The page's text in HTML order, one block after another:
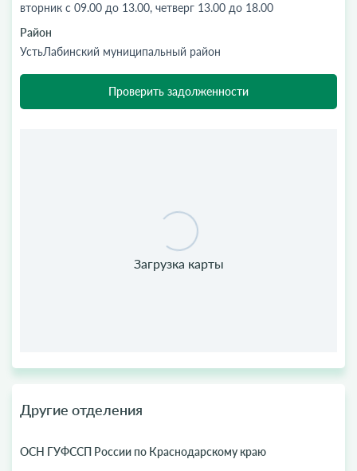
вторник с 09.00 до 13.00, четверг 13.00 до 18.00
Район
УстьЛабинский муниципальный район
Проверить задолженности
Другие отделения
ОСН ГУФССП России по Краснодарскому краю